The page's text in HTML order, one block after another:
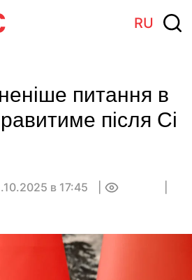
RU
питання в
після Сі
в 17:45